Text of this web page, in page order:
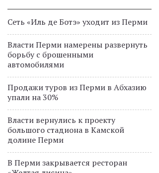
Сеть «Иль де Ботэ» уходит из Перми
Власти Перми намерены развернуть
борьбу с брошенными
автомобилями
Продажи туров из Перми в Абхазию
упали на 30%
Власти вернулись к проекту
большого стадиона в Камской
долине Перми
В Перми закрывается ресторан